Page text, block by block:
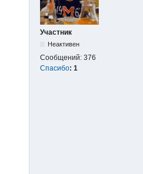
Участник
Неактивен
Сообщений: 376
Спасибо: 1